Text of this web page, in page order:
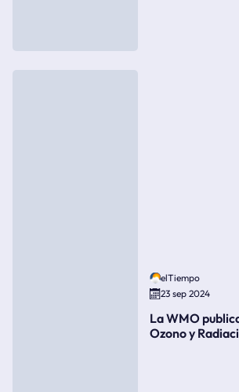
elTiempo
23 sep 2024
La WMO
Ozono y